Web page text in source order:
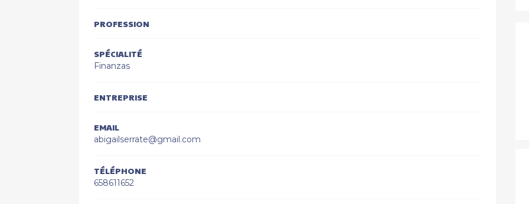
PROFESSION
SPÉCIALITÉ
Finanzas
ENTREPRISE
EMAIL
abigailserrate@gmail.com
TÉLÉPHONE
658611652